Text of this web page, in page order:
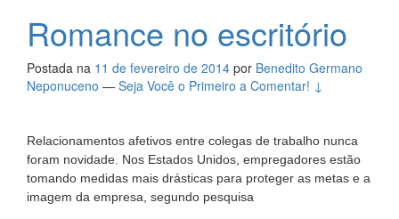
Romance no escritório
Postada na 11 de fevereiro de 2014 por Benedito Germano
Neponuceno — Seja Você o Primeiro a Comentar! ↓
Relacionamentos afetivos entre colegas de trabalho nunca
foram novidade. Nos Estados Unidos, empregadores estão
tomando medidas mais drásticas para proteger as metas e a
imagem da empresa, segundo pesquisa